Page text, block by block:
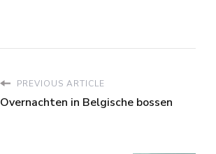
PREVIOUS ARTICLE
Overnachten in Belgische bossen